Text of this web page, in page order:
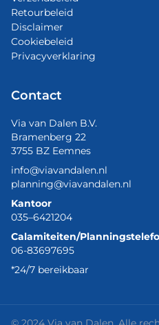
Retourbeleid
Disclaimer
Cookiebeleid
Privacyverklaring
Contact
Via van Dalen B.V.
Bramenberg 22
3755 BZ Eemnes
info@viavandalen.nl
planning@viavandalen.nl
Kantoor
035–6421204
Calamiteiten/
06-83697695
*24/7 bereikbaar